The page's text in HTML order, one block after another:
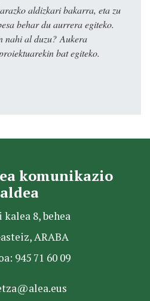
aldizkari bakarra, eta zu
behar du aurrera egiteko.
nahi al duzu? Aukera
bat egiteko.
komunikazio
8, behea
ARABA
945 71 60 09